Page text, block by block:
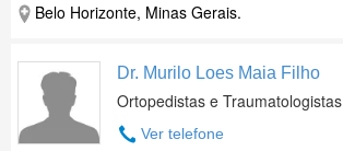
Belo Horizonte, Minas Gerais.
Dr. Murilo Loes Maia Filho
Ortopedistas e Traumatologistas
Ver telefone